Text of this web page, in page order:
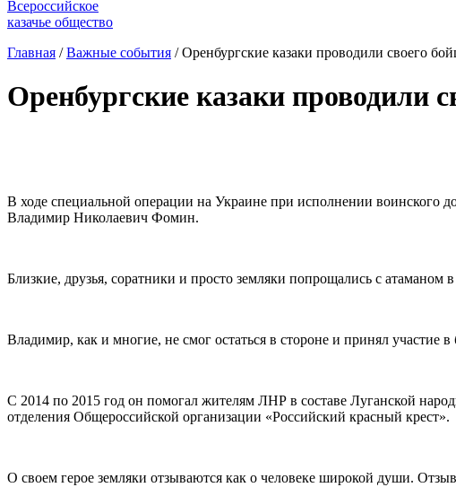
Всероссийское
казачье общество
Главная / Важные события / Оренбургские казаки проводили своего
Оренбургские казаки проводили
В ходе специальной операции на Украине при исполнении воинского
Владимир Николаевич Фомин.
Близкие, друзья, соратники и просто земляки попрощались с
Владимир, как и многие, не смог остаться в стороне и принял
С 2014 по 2015 год он помогал жителям ЛНР в составе Луганской
отделения Общероссийской организации «Российский красный крест».
О своем герое земляки отзываются как о человеке широкой души.